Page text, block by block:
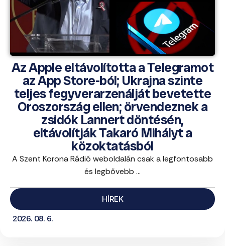
Az Apple eltávolította a Telegramot
az App Store-ból; Ukrajna szinte
teljes fegyverarzenálját bevetette
Oroszország ellen; örvendeznek a
zsidók Lannert döntésén,
eltávolítják Takaró Mihályt a
közoktatásból
A Szent Korona Rádió weboldalán csak a legfontosabb
és legbővebb ...
HÍREK
2026. 08. 6.